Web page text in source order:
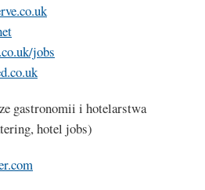
jobs
gastronomii i hotelarstwa
hotel jobs)